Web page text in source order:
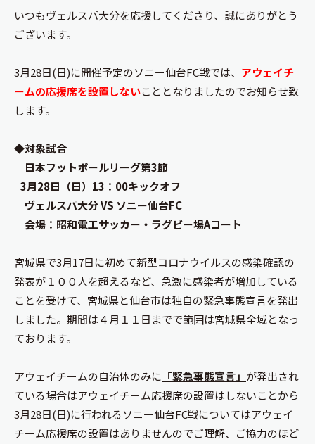
いつもヴェルスパ大分を応援してくださり、誠にありがとう
ございます。
3月28日(日)に開催予定のソニー仙台FC戦では、 アウェイチ
ームの応援席を設置しないこととなりましたのでお知らせ致
します。
◆対象試合
日本フットボールリーグ第3節
3月28日（日）13：00キックオフ
ヴェルスパ大分 VS ソニー仙台FC
会場：昭和電工サッカー・ラグビー場Aコート
宮城県で3月17日に初めて新型コロナウイルスの感染確認の
発表が１００人を超えるなど、急激に感染者が増加している
ことを受けて、宮城県と仙台市は独自の緊急事態宣言を発出
しました。期間は４月１１日までで範囲は宮城県全域となっ
ております。
アウェイチームの自治体のみに 「緊急事態宣言」 が発出され
ている場合はアウェイチーム応援席の設置はしないことから
3月28日(日)に行われるソニー仙台FC戦についてはアウェイ
チーム応援席の設置はありませんのでご理解、ご協力のほど